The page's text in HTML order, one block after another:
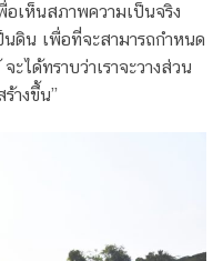
อเห็นสภาพความเป็นจริง
ดิน เพื่อที่จะสามารถกำหนด
ได้ทราบว่าเราจะวางส่วน
างขึ้น”